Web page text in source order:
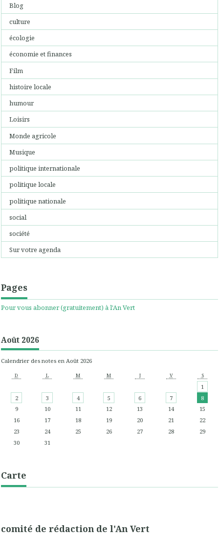
Blog
culture
écologie
économie et finances
Film
histoire locale
humour
Loisirs
Monde agricole
Musique
politique internationale
politique locale
politique nationale
social
société
Sur votre agenda
Pages
Pour vous abonner (gratuitement) à l'An Vert
Août 2026
Calendrier des notes en Août 2026
D L M M J V S
1
2
3 4 5 6 7
8
9
10 11 12 13 14
15
16
17 18 19 20 21
22
23
24 25 26 27 28
29
30
31
Carte
comité de rédaction de l'An Vert